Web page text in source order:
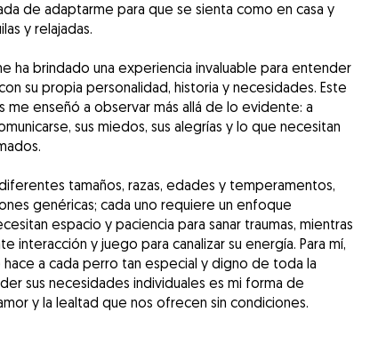
de adaptarme para que se sienta como en casa y
y relajadas.
ha brindado una experiencia invaluable para entender
su propia personalidad, historia y necesidades. Este
enseñó a observar más allá de lo evidente: a
sus miedos, sus alegrías y lo que necesitan
tamaños, razas, edades y temperamentos,
genéricas; cada uno requiere un enfoque
espacio y paciencia para sanar traumas, mientras
interacción y juego para canalizar su energía. Para mí,
hace a cada perro tan especial y digno de toda la
sus necesidades individuales es mi forma de
y la lealtad que nos ofrecen sin condiciones.